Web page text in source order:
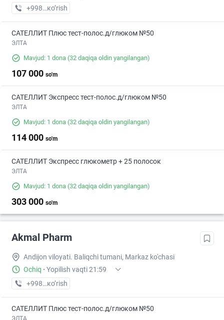
+998 (90) XXX-XX-XX
кo’rish
САТЕЛЛИТ Плюс тест-полос.д/глюком №50
ЭЛТА
Mavjud: 1 dona (32 daqiqa oldin yangilangan)
107 000 so'm
САТЕЛЛИТ Экспресс тест-полос.д/глюком №50
ЭЛТА
Mavjud: 1 dona (32 daqiqa oldin yangilangan)
114 000 so'm
САТЕЛЛИТ Экспресс глюкометр + 25 полосок
ЭЛТА
Mavjud: 1 dona (32 daqiqa oldin yangilangan)
303 000 so'm
Akmal Pharm
Andijon viloyati. Baliqchi tumani, Markaz ko'chasi
Ochiq · Yopilish vaqti 21:59
+998 (91) XXX-XX-XX
кo’rish
САТЕЛЛИТ Плюс тест-полос.д/глюком №50